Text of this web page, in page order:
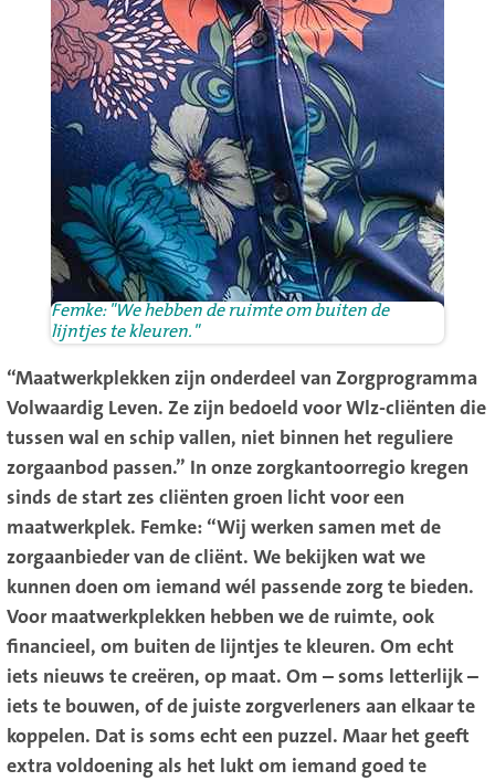
Femke: "We hebben de ruimte om buiten de
lijntjes te kleuren."
“Maatwerkplekken zijn onderdeel van Zorgprogramma
Volwaardig Leven. Ze zijn bedoeld voor Wlz-cliënten die
tussen wal en schip vallen, niet binnen het reguliere
zorgaanbod passen.” In onze zorgkantoorregio kregen
sinds de start zes cliënten groen licht voor een
maatwerkplek. Femke: “Wij werken samen met de
zorgaanbieder van de cliënt. We bekijken wat we
kunnen doen om iemand wél passende zorg te bieden.
Voor maatwerkplekken hebben we de ruimte, ook
financieel, om buiten de lijntjes te kleuren. Om echt
iets nieuws te creëren, op maat. Om – soms letterlijk –
iets te bouwen, of de juiste zorgverleners aan elkaar te
koppelen. Dat is soms echt een puzzel. Maar het geeft
extra voldoening als het lukt om iemand goed te